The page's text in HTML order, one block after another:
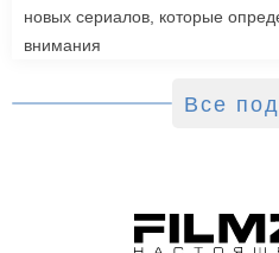
новых сериалов, которые
внимания
Все